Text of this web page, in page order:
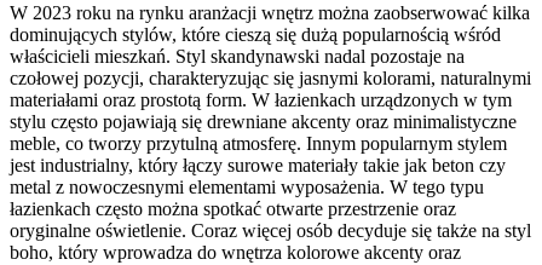
W 2023 roku na rynku aranżacji wnętrz można zaobserwować kilka
dominujących stylów, które cieszą się dużą popularnością wśród
właścicieli mieszkań. Styl skandynawski nadal pozostaje na
czołowej pozycji, charakteryzując się jasnymi kolorami, naturalnymi
materiałami oraz prostotą form. W łazienkach urządzonych w tym
stylu często pojawiają się drewniane akcenty oraz minimalistyczne
meble, co tworzy przytulną atmosferę. Innym popularnym stylem
jest industrialny, który łączy surowe materiały takie jak beton czy
metal z nowoczesnymi elementami wyposażenia. W tego typu
łazienkach często można spotkać otwarte przestrzenie oraz
oryginalne oświetlenie. Coraz więcej osób decyduje się także na styl
boho, który wprowadza do wnętrza kolorowe akcenty oraz